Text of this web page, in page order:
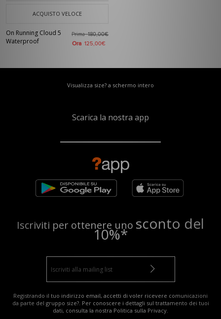
ACQUISTO VELOCE
On Running Cloud 5
Waterproof
Prima180,00€
Ora 125,00€
Visualizza size? a schermo intero
Scarica la nostra app
Iscriviti per ottenere uno sconto del
10%*
Registrando il tuo indirizzo email, accetti di voler ricevere comunicazioni
da parte del gruppo size?. Per conoscere i dettagli sul trattamento dei tuoi
dati, consulta la nostra Politica sulla Privacy.